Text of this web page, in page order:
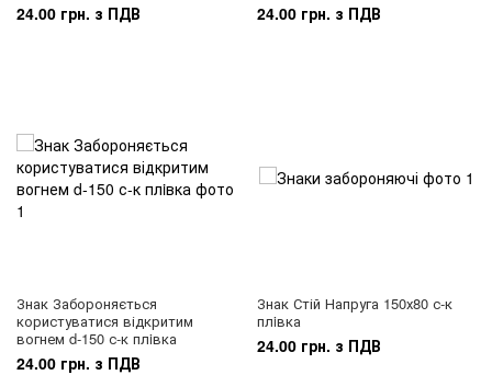
24.00 грн. з ПДВ 24.00 грн. з ПДВ
Знак Забороняється
користуватися відкритим
вогнем d-150 с-к плiвка
24.00 грн. з ПДВ
Знак Стій Напруга 150х80 с-к
плiвка
24.00 грн. з ПДВ